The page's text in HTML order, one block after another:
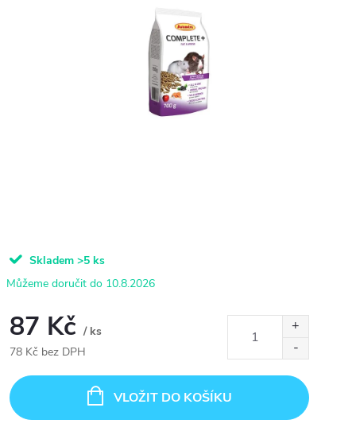
Skladem >5 ks
10.8.2026
87 Kč / ks
78 Kč bez DPH
cena:
VLOŽIT DO KOŠÍKU